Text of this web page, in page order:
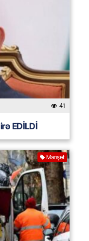
41
EDİLDİ
Manşet